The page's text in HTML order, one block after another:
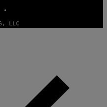
LLC